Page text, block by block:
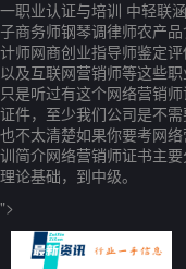
一职业认证与培训 中轻联
子商务师钢琴调律师农产
计师网商创业指导师鉴定
以及互联网营销师等这些
只是听过有这个网络营销
证件，至少我们公司是不
也不太清楚如果你要考网
训简介网络营销师证书主
理论基础，到中级。
">